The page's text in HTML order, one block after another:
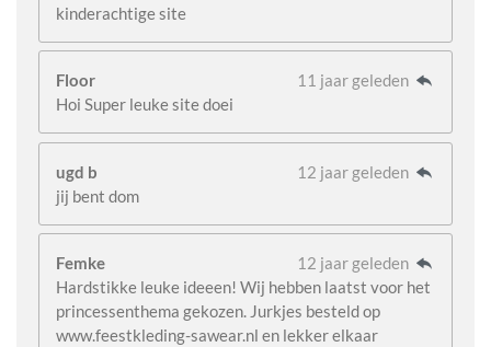
kinderachtige site
Floor
11 jaar geleden
Hoi Super leuke site doei
ugd b
12 jaar geleden
jij bent dom
Femke
12 jaar geleden
Hardstikke leuke ideeen! Wij hebben laatst voor het
princessenthema gekozen. Jurkjes besteld op
www.feestkleding-sawear.nl en lekker elkaar